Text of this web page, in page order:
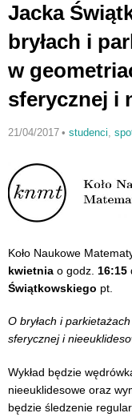
Jacka
bryłach i
w
sferycznej i
21/04/2017 • studenci,
Koło Naukowe
kwietnia o godz. 16:15
Świątkowskiego pt.
O bryłach i
sferycznej i
Wykład będzie
nieeuklidesowe oraz
będzie śledzenie